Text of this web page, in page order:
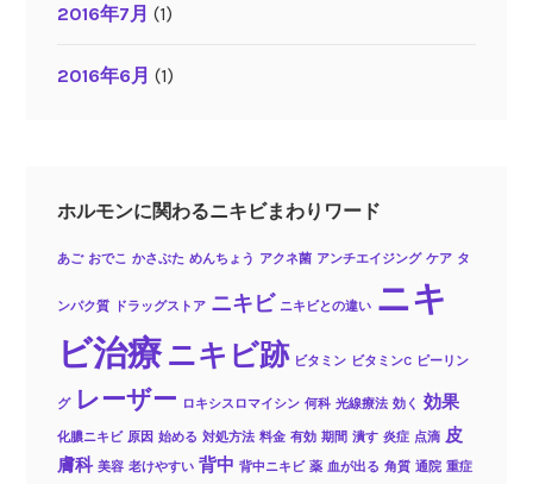
2016年7月 (1)
2016年6月 (1)
ホルモンに関わるニキビまわりワード
あご おでこ かさぶた めんちょう アクネ菌 アンチエイジング ケア タ
ンパク質 ドラッグストア ニキビ ニキビとの違い ニキ
ビ治療 ニキビ跡 ビタミン ビタミンC ピーリン
グ レーザー ロキシスロマイシン 何科 光線療法 効く 効果
化膿ニキビ 原因 始める 対処方法 料金 有効 期間 潰す 炎症 点滴 皮
膚科 美容 老けやすい 背中 背中ニキビ 薬 血が出る 角質 通院 重症